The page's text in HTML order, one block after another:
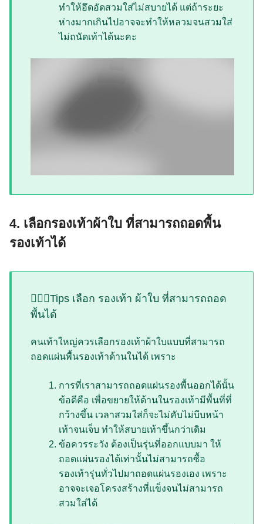
ทำให้อึดอัดสวมใส่ไม่สบายได้ แต่ถ้าระยะ
ห่างมากเกินไปอาจจะทำให้หลวมจนสวมใส่
ไม่ถนัดเท้าได้นะคะ
4. เลือกรองเท้าผ้าใบ ที่สามารถถอดพื้น
รองเท้าได้
💁🏻‍♀️Tips เลือก รองเท้า ผ้าใบ ที่สามารถถอด
พื้นได้
คนเท้าใหญ่ควรเลือกรองเท้าผ้าใบแบบที่สามารถ
ถอดแผ่นพื้นรองเท้าด้านในได้ เพราะ
การที่เราสามารถถอดแผ่นรองพื้นออกได้นั้น
ข้อดีคือ เพื่อขยายให้ด้านในรองเท้ามีพื้นที่ที่
กว้างขึ้น เวลาสวมใส่ก็จะไม่คับไม่บีบหน้า
เท้าจนเจ็บ ทำให้สบายเท้าขึ้นกว่าเดิม
ข้อควรระวัง ต้องเป็นรุ่นที่ออกแบบมา ให้
ถอดแผ่นรองได้เท่านั้นไม่สามารถซื้อ
รองเท้ารุ่นทั่วไปมาถอดแผ่นรองเอง เพราะ
อาจจะเจอโครงสร้างที่แข็งจนไม่สามารถ
สวมใส่ได้